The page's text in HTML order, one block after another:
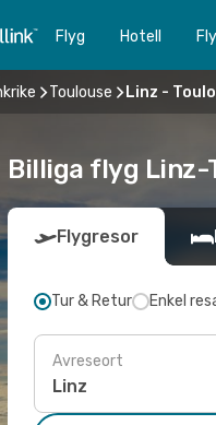
Flyg Hotell
Toulouse Linz -
Billiga flyg Linz-
Flygresor
Tur & Retur Enkel
Avreseort